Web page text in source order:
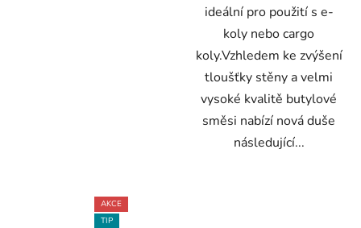
ideální pro použití s ​​e-
koly nebo cargo
koly.Vzhledem ke zvýšení
tloušťky stěny a velmi
vysoké kvalitě butylové
směsi nabízí nová duše
následující...
AKCE
TIP